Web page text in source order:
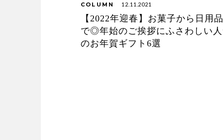
COLUMN 12.11.2021
【2022年迎春】お菓子から日用
で◎年始のご挨拶にふさわしい
のお年賀ギフト6選